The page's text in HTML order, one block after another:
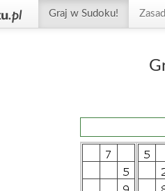
Graj w Sudoku!